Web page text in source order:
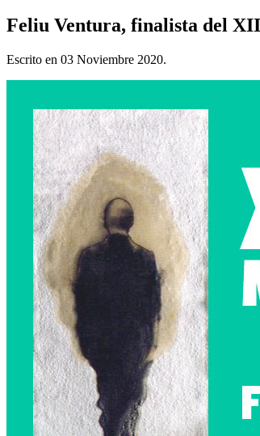
Feliu Ventura, finalista del
Escrito en 03 Noviembre 2020.